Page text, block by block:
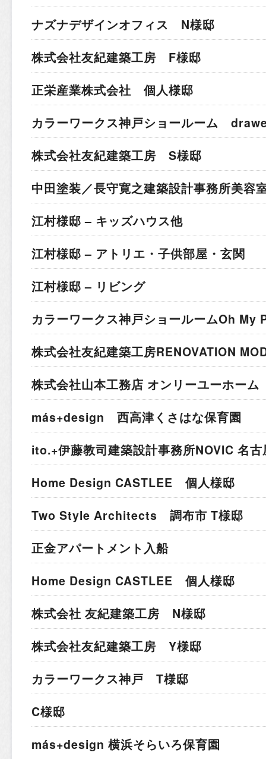
ナズナデザインオフィス N様邸
株式会社友紀建築工房 F様邸
正栄産業株式会社 個人様邸
カラーワークス神戸ショールーム
株式会社友紀建築工房 S様邸
中田塗装／長守寛之建築設計事務所美容
江村様邸 – キッズハウス他
江村様邸 – アトリエ・子供部屋・玄関
江村様邸 – リビング
カラーワークス神戸ショールームOh My
株式会社友紀建築工房RENOVATION
株式会社山本工務店 オンリーユーホー
más+design 西高津くさはな保育園
ito.+伊藤教司建築設計事務所NOVIC 名
Home Design CASTLEE 個人様邸
Two Style Architects 調布市 T様邸
正金アパートメント入船
Home Design CASTLEE 個人様邸
株式会社 友紀建築工房 N様邸
株式会社友紀建築工房 Y様邸
カラーワークス神戸 T様邸
C様邸
más+design 横浜そらいろ保育園